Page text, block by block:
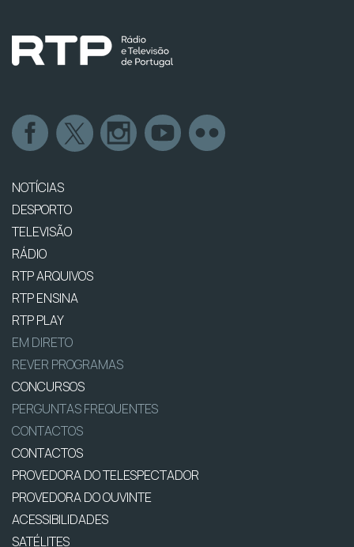
NOTÍCIAS
DESPORTO
TELEVISÃO
RÁDIO
RTP ARQUIVOS
RTP ENSINA
RTP PLAY
EM DIRETO
REVER PROGRAMAS
CONCURSOS
PERGUNTAS FREQUENTES
CONTACTOS
CONTACTOS
PROVEDORA DO TELESPECTADOR
PROVEDORA DO OUVINTE
ACESSIBILIDADES
SATÉLITES